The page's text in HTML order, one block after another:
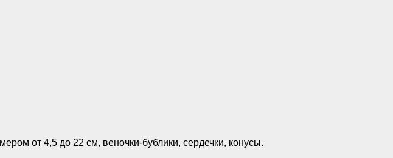
от 4,5 до 22 см, веночки-бублики, сердечки, конусы.